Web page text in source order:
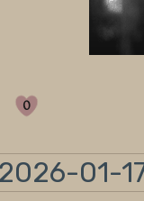
0
2026-01-